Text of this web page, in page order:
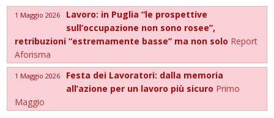
1 Maggio 2026
Lavoro: in Puglia “le prospettive
sull’occupazione non sono rosee”,
retribuzioni “estremamente basse” ma non solo Report
Aforisma
1 Maggio 2026
Festa dei Lavoratori: dalla memoria
all’azione per un lavoro più sicuro Primo
Maggio